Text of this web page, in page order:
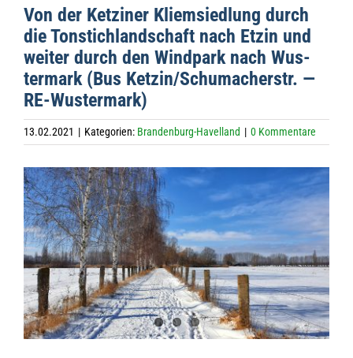
Von der Ket­zi­ner Kli­em­sied­lung durch
die Ton­stich­land­schaft nach Etzin und
wei­ter durch den Wind­park nach Wus­
ter­mark (Bus Ketzin/Schumacherstr. —
RE-Wustermark)
13.02.2021 | Kategorien: Brandenburg-Havelland | 0 Kommentare
Zeige
grösseres
Bild